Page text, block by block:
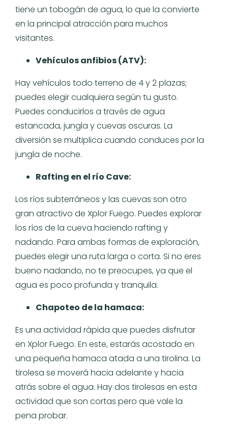
tiene un tobogán de agua, lo que la convierte
en la principal atracción para muchos
visitantes.
Vehículos anfibios (ATV):
Hay vehículos todo terreno de 4 y 2 plazas;
puedes elegir cualquiera según tu gusto.
Puedes conducirlos a través de agua
estancada, jungla y cuevas oscuras. La
diversión se multiplica cuando conduces por la
jungla de noche.
Rafting en el río Cave:
Los ríos subterráneos y las cuevas son otro
gran atractivo de Xplor Fuego. Puedes explorar
los ríos de la cueva haciendo rafting y
nadando. Para ambas formas de exploración,
puedes elegir una ruta larga o corta. Si no eres
bueno nadando, no te preocupes, ya que el
agua es poco profunda y tranquila.
Chapoteo de la hamaca:
Es una actividad rápida que puedes disfrutar
en Xplor Fuego. En este, estarás acostado en
una pequeña hamaca atada a una tirolina. La
tirolesa se moverá hacia adelante y hacia
atrás sobre el agua. Hay dos tirolesas en esta
actividad que son cortas pero que vale la
pena probar.